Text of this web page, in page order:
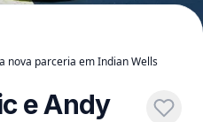
nova parceria em Indian Wells
e Andy